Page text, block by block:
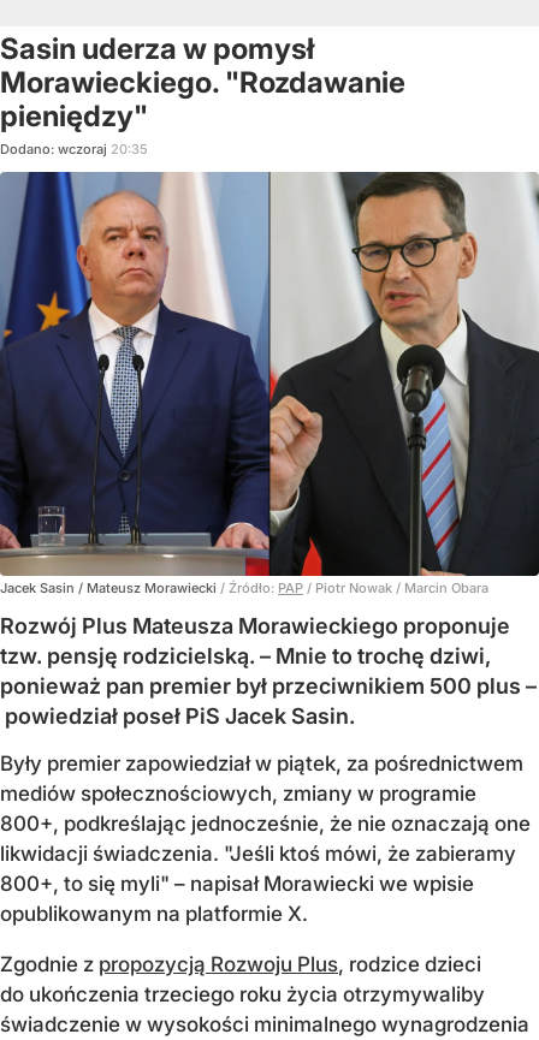
Sasin uderza w pomysł
Morawieckiego. "Rozdawanie
pieniędzy"
Dodano: wczoraj 20:35
Jacek Sasin / Mateusz Morawiecki / Źródło: PAP / Piotr Nowak / Marcin Obara
Rozwój Plus Mateusza Morawieckiego proponuje
tzw. pensję rodzicielską. – Mnie to trochę dziwi,
ponieważ pan premier był przeciwnikiem 500 plus –
powiedział poseł PiS Jacek Sasin.
Były premier zapowiedział w piątek, za pośrednictwem
mediów społecznościowych, zmiany w programie
800+, podkreślając jednocześnie, że nie oznaczają one
likwidacji świadczenia. "Jeśli ktoś mówi, że zabieramy
800+, to się myli" – napisał Morawiecki we wpisie
opublikowanym na platformie X.
Zgodnie z propozycją Rozwoju Plus, rodzice dzieci
do ukończenia trzeciego roku życia otrzymywaliby
świadczenie w wysokości minimalnego wynagrodzenia